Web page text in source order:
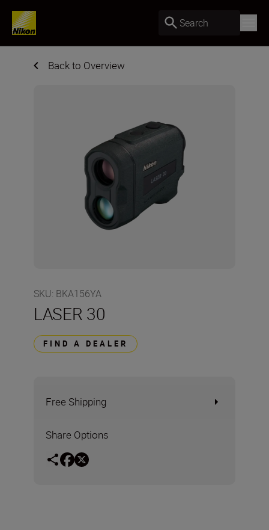
Search
Back to Overview
SKU: BKA156YA
LASER 30
FIND A DEALER
Free Shipping
Share Options